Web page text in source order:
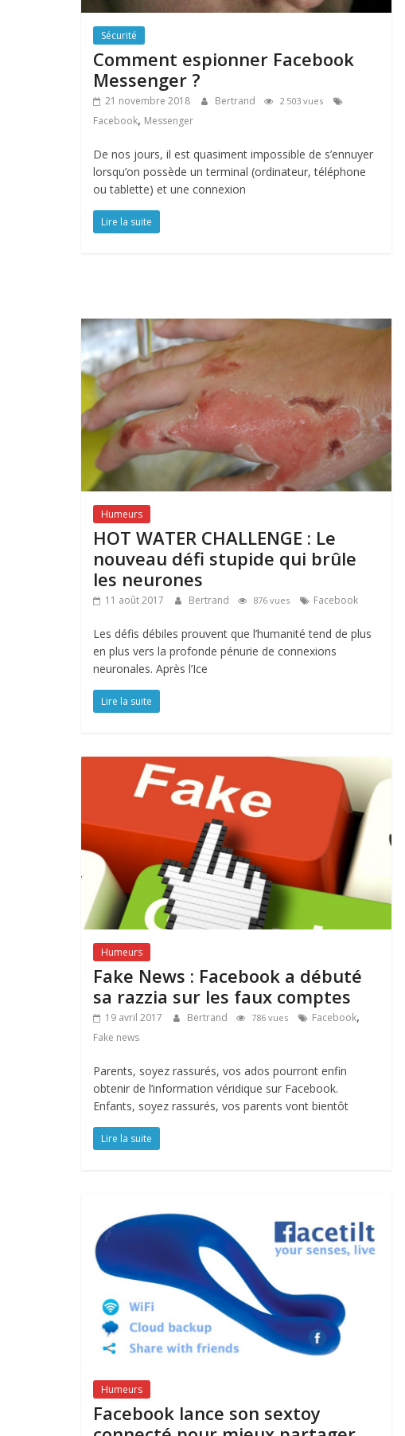
Sécurité
Comment espionner Facebook
Messenger ?
21 novembre 2018 Bertrand 2 503 vues
Facebook, Messenger
De nos jours, il est quasiment impossible de s’ennuyer
lorsqu’on possède un terminal (ordinateur, téléphone
ou tablette) et une connexion
Lire la suite
Humeurs
HOT WATER CHALLENGE : Le
nouveau défi stupide qui brûle
les neurones
11 août 2017 Bertrand 876 vues Facebook
Les défis débiles prouvent que l’humanité tend de plus
en plus vers la profonde pénurie de connexions
neuronales. Après l’Ice
Lire la suite
Humeurs
Fake News : Facebook a débuté
sa razzia sur les faux comptes
19 avril 2017 Bertrand 786 vues Facebook,
Fake news
Parents, soyez rassurés, vos ados pourront enfin
obtenir de l’information véridique sur Facebook.
Enfants, soyez rassurés, vos parents vont bientôt
Lire la suite
Humeurs
Facebook lance son sextoy